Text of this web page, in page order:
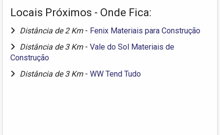
Locais Próximos - Onde Fica:
Distância de 2 Km - Fenix Materiais para Construção
Distância de 3 Km - Vale do Sol Materiais de
Construção
Distância de 3 Km - WW Tend Tudo